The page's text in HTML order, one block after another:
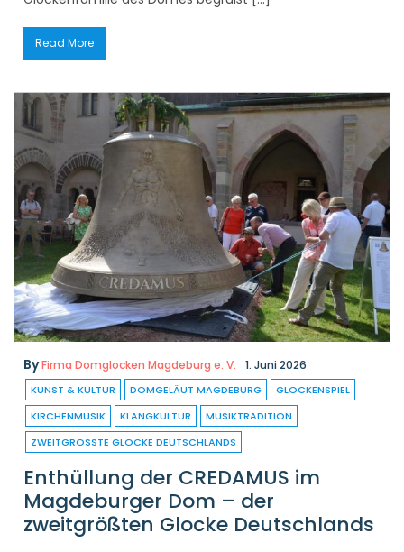
ByFirma Domglocken Magdeburg e. V. 1. Juni 2026
KIRCHENMUSIK
KLANGKULTUR
MUSIKTRADITION
ZWEITGRÖSSTE GLOCKE DEUTSCHLANDS
Enthüllung der CREDAMUS im
Magdeburger Dom – der
zweitgrößten Glocke Deutschlands
Mit der Anlieferung und Aufstellung der CREDAMUS am